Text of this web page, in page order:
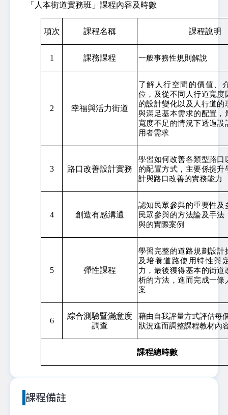
「人本街道實務班」課程內容及時數
項次 課程名稱 課程說明
1 課務課程 一般事務性規則解說
2 幸福與活力街道
了解人行空間的價值、
位，及從不同人行道寬度
的設計變化以及人行道的
與滿足基本需求的配置，
寬度不足的情況下透過設
用者需求
3 路口改善設計實務
學習如何改善各類型路口
的配置方式，主要係提升
計與路口改善的實務能力
4 創造有感溝通
認知民眾參與的重要性及
民眾參與的方法論及手法
與的實際案例
5 彈性課程
學習完整的道路規劃設計
及培養道路使用特性與
力，最後獲得基本的街道
析的方法，進而完成一條
案
6
綜合測驗暨滿意度
調查
藉由自我評量方式評估每
狀況進而調整課程教材內
課程總時數
課程備註